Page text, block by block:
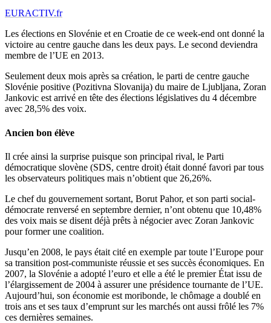
EURACTIV.fr
Les élections en Slovénie et en Croatie de ce week-end ont donné la
victoire au centre gauche dans les deux pays. Le second deviendra
membre de l’UE en 2013.
Seulement deux mois après sa création, le parti de centre gauche
Slovénie positive (Pozitivna Slovanija) du maire de Ljubljana, Zoran
Jankovic est arrivé en tête des élections législatives du 4 décembre
avec 28,5% des voix.
Ancien bon élève
Il crée ainsi la surprise puisque son principal rival, le Parti
démocratique slovène (SDS, centre droit) était donné favori par tous
les observateurs politiques mais n’obtient que 26,26%.
Le chef du gouvernement sortant, Borut Pahor, et son parti social-
démocrate renversé en septembre dernier, n’ont obtenu que 10,48%
des voix mais se disent déjà prêts à négocier avec Zoran Jankovic
pour former une coalition.
Jusqu’en 2008, le pays était cité en exemple par toute l’Europe pour
sa transition post-communiste réussie et ses succès économiques. En
2007, la Slovénie a adopté l’euro et elle a été le premier État issu de
l’élargissement de 2004 à assurer une présidence tournante de l’UE.
Aujourd’hui, son économie est moribonde, le chômage a doublé en
trois ans et ses taux d’emprunt sur les marchés ont aussi frôlé les 7%
ces dernières semaines.